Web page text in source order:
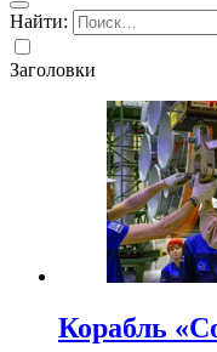
Найти:
Заголовки
Корабль